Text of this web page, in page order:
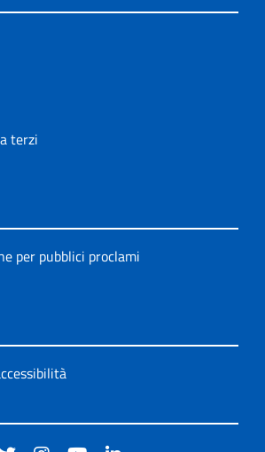
terzi
per pubblici proclami